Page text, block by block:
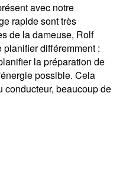
avec notre
rapide sont très
de la dameuse, Rolf
différemment :
la préparation de
possible. Cela
conducteur, beaucoup de